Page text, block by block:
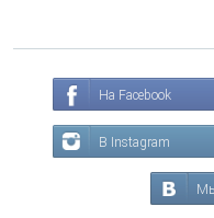
На Facebook
В Instagram